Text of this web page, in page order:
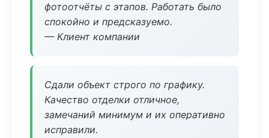
фотоотчёты с этапов. Работать было
спокойно и предсказуемо.
— Клиент компании
Сдали объект строго по графику.
Качество отделки отличное,
замечаний минимум и их оперативно
исправили.